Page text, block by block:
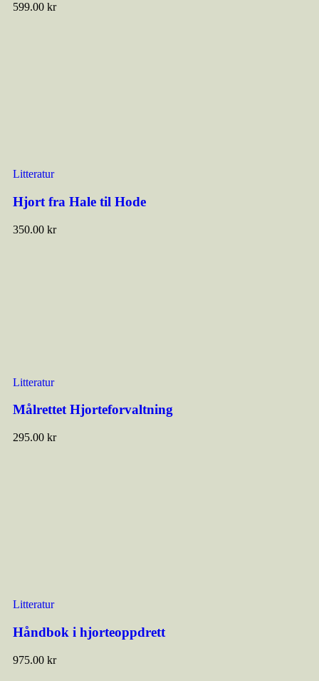
599.00 kr
Litteratur
Hjort fra Hale til Hode
350.00 kr
Litteratur
Målrettet Hjorteforvaltning
295.00 kr
Litteratur
Håndbok i hjorteoppdrett
975.00 kr